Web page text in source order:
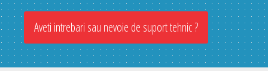
Aveti intrebari sau nevoie de suport tehnic ?